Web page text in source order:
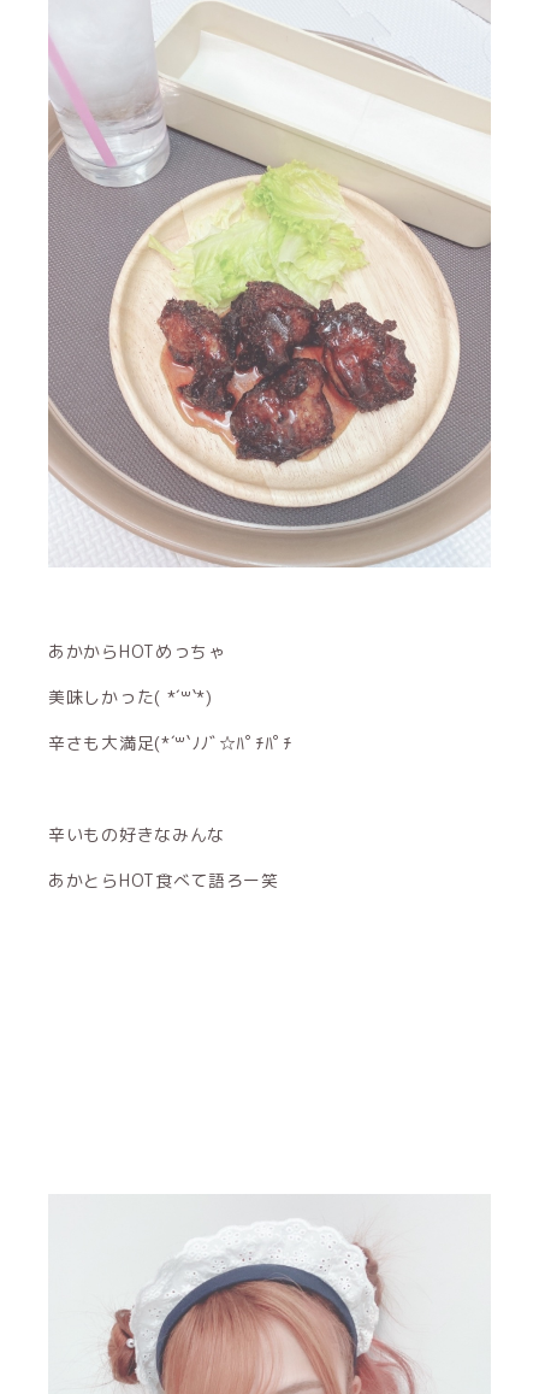
あかからHOTめっちゃ
美味しかった( *´꒳`*)
辛さも大満足(*´꒳`ﾉﾉﾞ☆ﾊﾟﾁﾊﾟﾁ
辛いもの好きなみんな
あかとらHOT食べて語ろー笑